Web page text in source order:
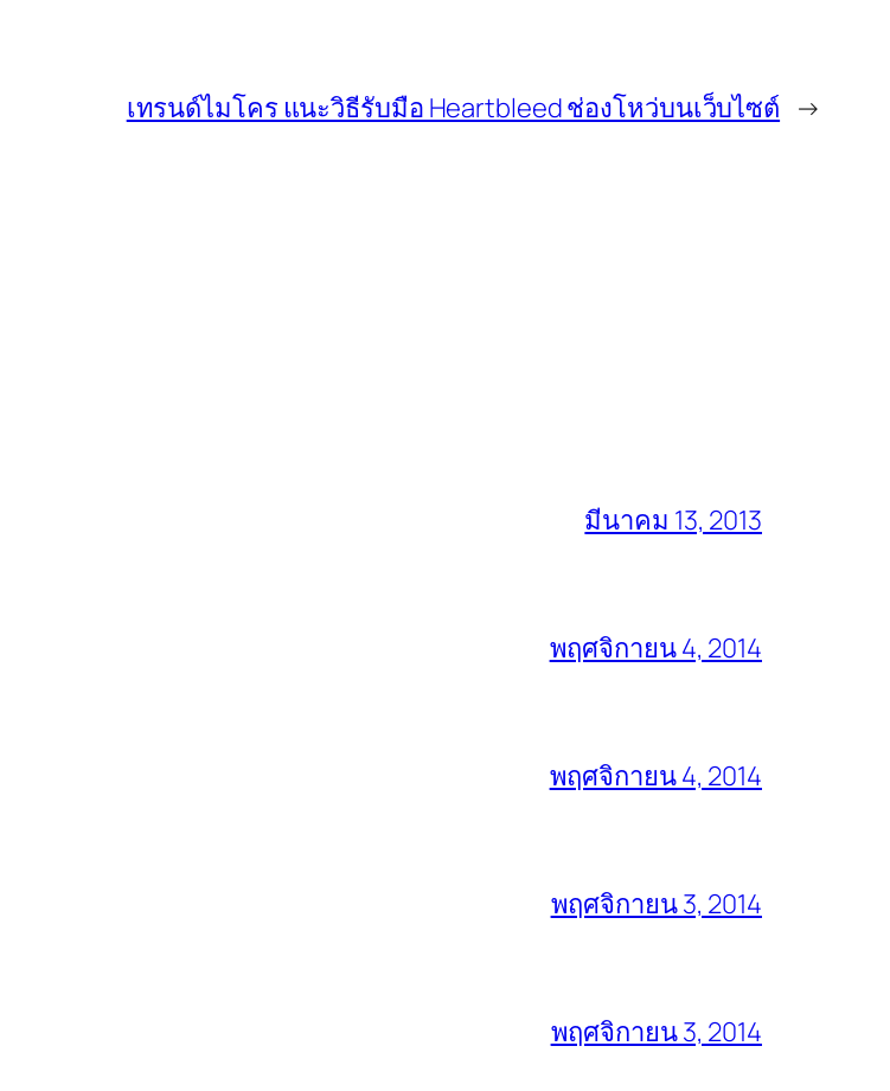
เทรนด์ไมโคร แนะวิธีรับมือ Heartbleed ช่องโหว่บนเว็บไซต์ →
มีนาคม 13, 2013
พฤศจิกายน 4, 2014
พฤศจิกายน 4, 2014
พฤศจิกายน 3, 2014
พฤศจิกายน 3, 2014